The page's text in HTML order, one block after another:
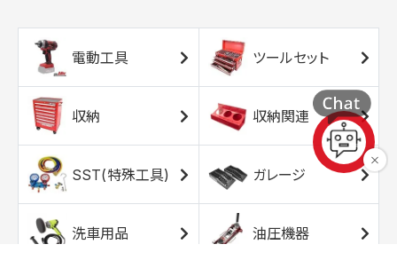
電動工具 ツールセット
収納 収納関連
SST(特殊工具) ガレージ
洗車用品 油圧機器